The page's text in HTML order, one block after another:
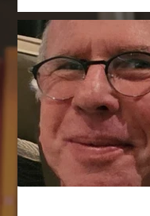
imperdoável, Eliane
como a violência
beira do Rio dos
combinado à censura
apagamento das
lacuna preenchida
sentimento
posto à prova com a
plano vingativo,
uma reparação